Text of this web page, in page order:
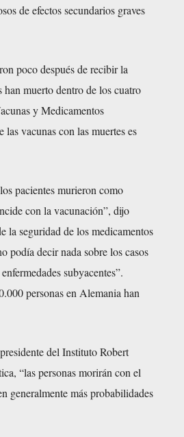
de efectos secundarios graves
poco después de recibir la
han muerto dentro de los cuatro
y Medicamentos
vacunas con las muertes es
pacientes murieron como
con la vacunación”, dijo
la seguridad de los medicamentos
podía decir nada sobre los casos
subyacentes”.
personas en Alemania han
del Instituto Robert
“las personas morirán con el
generalmente más probabilidades